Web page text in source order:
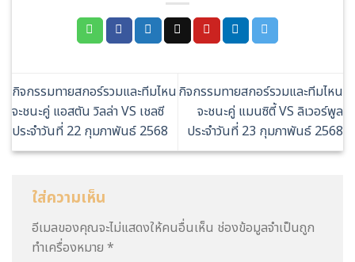
กิจกรรมทายสกอร์รวมและทีมไหน
จะชนะคู่ แอสตัน วิลล่า VS เชลซี
ประจำวันที่ 22 กุมภาพันธ์ 2568
กิจกรรมทายสกอร์รวมและทีมไหน
จะชนะคู่ แมนซิตี้ VS ลิเวอร์พูล
ประจำวันที่ 23 กุมภาพันธ์ 2568
ใส่ความเห็น
อีเมลของคุณจะไม่แสดงให้คนอื่นเห็น ช่องข้อมูลจำเป็นถูก
ทำเครื่องหมาย *